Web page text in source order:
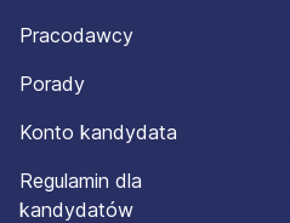
Pracodawcy
Porady
Konto kandydata
Regulamin dla
kandydatów